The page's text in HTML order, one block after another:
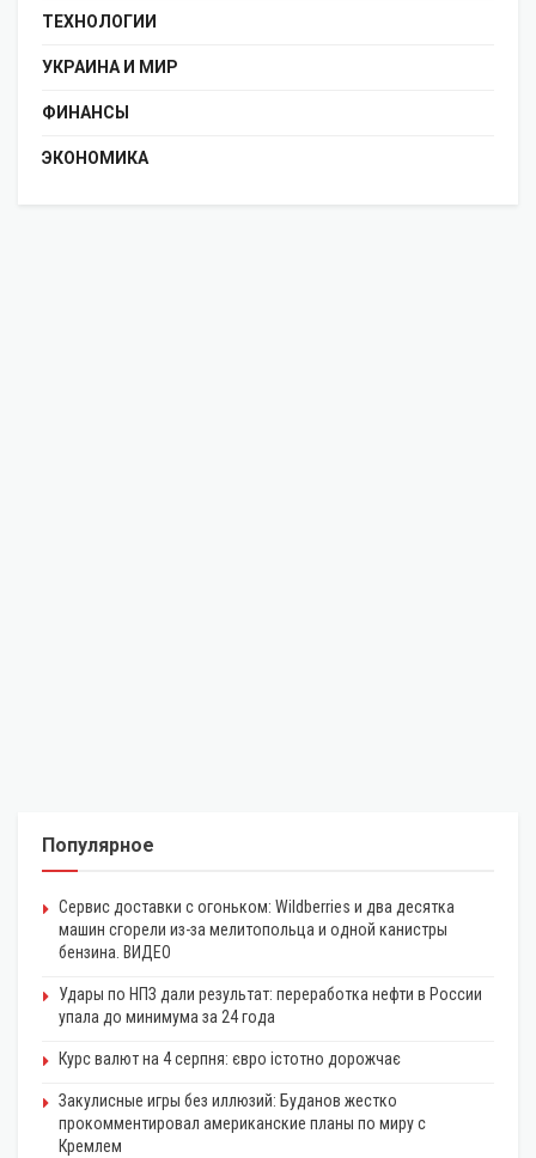
ТЕХНОЛОГИИ
УКРАИНА И МИР
ФИНАНСЫ
ЭКОНОМИКА
Популярное
Сервис доставки с огоньком: Wildberries и два десятка
машин сгорели из-за мелитопольца и одной канистры
бензина. ВИДЕО
Удары по НПЗ дали результат: переработка нефти в России
упала до минимума за 24 года
Курс валют на 4 серпня: євро істотно дорожчає
Закулисные игры без иллюзий: Буданов жестко
прокомментировал американские планы по миру с
Кремлем